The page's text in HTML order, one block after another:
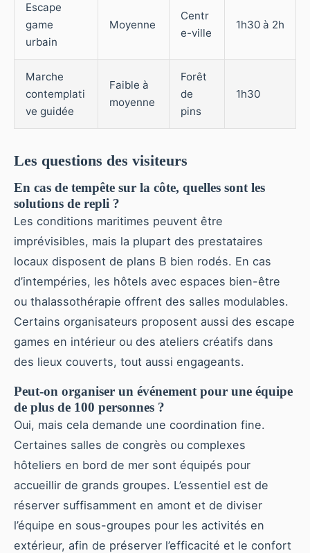
Escape
game
urbain
Moyenne
Centr
e-ville
1h30 à 2h
Marche
contemplati
ve guidée
Faible à
moyenne
Forêt
de
pins
1h30
Les questions des visiteurs
En cas de tempête sur la côte, quelles sont les
solutions de repli ?
Les conditions maritimes peuvent être
imprévisibles, mais la plupart des prestataires
locaux disposent de plans B bien rodés. En cas
d’intempéries, les hôtels avec espaces bien-être
ou thalassothérapie offrent des salles modulables.
Certains organisateurs proposent aussi des escape
games en intérieur ou des ateliers créatifs dans
des lieux couverts, tout aussi engageants.
Peut-on organiser un événement pour une équipe
de plus de 100 personnes ?
Oui, mais cela demande une coordination fine.
Certaines salles de congrès ou complexes
hôteliers en bord de mer sont équipés pour
accueillir de grands groupes. L’essentiel est de
réserver suffisamment en amont et de diviser
l’équipe en sous-groupes pour les activités en
extérieur, afin de préserver l’efficacité et le confort